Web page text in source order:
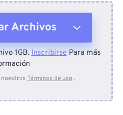
Archivos
dispositivo
1GB.InscribirsePara más
Términos de uso .